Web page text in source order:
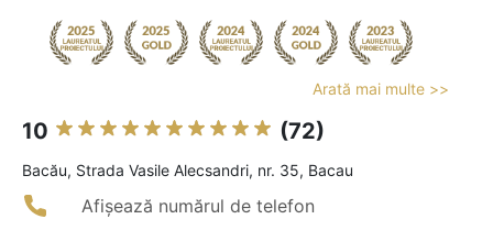
Arată mai multe >>
10 (72)
Bacău, Strada Vasile Alecsandri, nr. 35, Bacau
Afișează numărul de telefon